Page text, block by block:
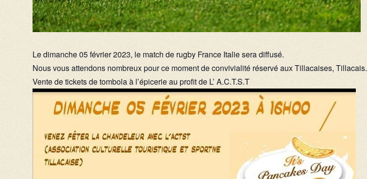
Le dimanche 05 février 2023, le match de rugby France Italie sera diffusé.
Nous vous attendons nombreux pour ce moment de convivialité réservé aux Tillacaises, Tillacais.
Vente de tickets de tombola à l’épicerie au profit de L’ A.C.T.S.T